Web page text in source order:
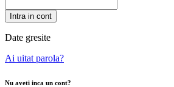
Intra in cont
Date gresite
Ai uitat parola?
Nu aveti inca un cont?